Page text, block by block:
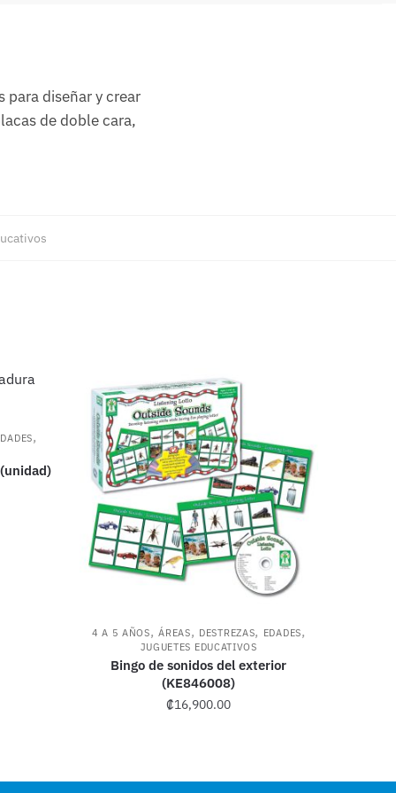
diseñar y crear
de doble cara,
,
4 A 5 AÑOS,ÁREAS, DESTREZAS, EDADES,
JUGUETES EDUCATIVOS
Bingo de sonidos del exterior
(KE846008)
₡16,900.00